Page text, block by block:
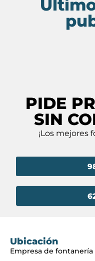
PIDE
SIN
¡Los mejores
Ubicación
Empresa de fontanería